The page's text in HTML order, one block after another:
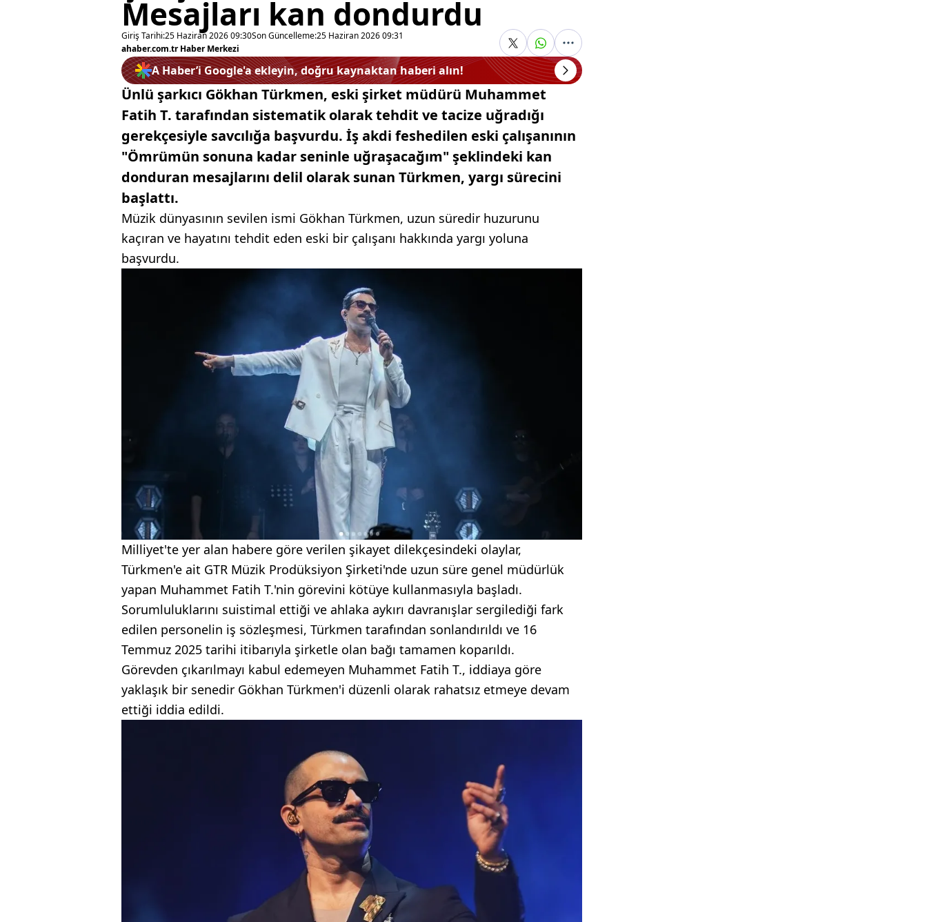
Mesajları kan dondurdu
Giriş Tarihi:25 Haziran 2026 09:30Son Güncelleme:25 Haziran 2026 09:31
ahaber.com.tr Haber Merkezi
A Haber’i Google'a ekleyin, doğru kaynaktan haberi alın!
Ünlü şarkıcı Gökhan Türkmen, eski şirket müdürü Muhammet
Fatih T. tarafından sistematik olarak tehdit ve tacize uğradığı
gerekçesiyle savcılığa başvurdu. İş akdi feshedilen eski çalışanının
"Ömrümün sonuna kadar seninle uğraşacağım" şeklindeki kan
donduran mesajlarını delil olarak sunan Türkmen, yargı sürecini
başlattı.
Müzik dünyasının sevilen ismi Gökhan Türkmen, uzun süredir huzurunu
kaçıran ve hayatını tehdit eden eski bir çalışanı hakkında yargı yoluna
başvurdu.
Milliyet'te yer alan habere göre verilen şikayet dilekçesindeki olaylar,
Türkmen'e ait GTR Müzik Prodüksiyon Şirketi'nde uzun süre genel müdürlük
yapan Muhammet Fatih T.'nin görevini kötüye kullanmasıyla başladı.
Sorumluluklarını suistimal ettiği ve ahlaka aykırı davranışlar sergilediği fark
edilen personelin iş sözleşmesi, Türkmen tarafından sonlandırıldı ve 16
Temmuz 2025 tarihi itibarıyla şirketle olan bağı tamamen koparıldı.
Görevden çıkarılmayı kabul edemeyen Muhammet Fatih T., iddiaya göre
yaklaşık bir senedir Gökhan Türkmen'i düzenli olarak rahatsız etmeye devam
ettiği iddia edildi.